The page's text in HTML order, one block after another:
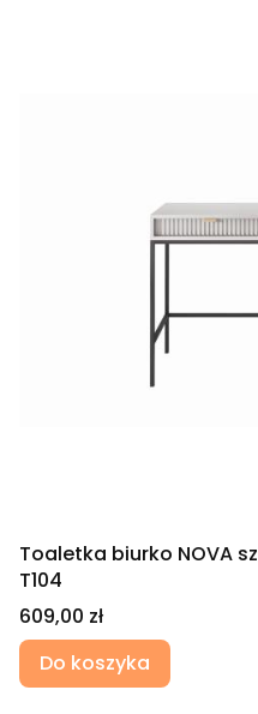
Toaletka biurko NOVA
T104
Cena
609,00 zł
Do koszyka